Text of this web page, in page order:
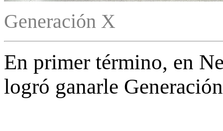
Generación X
En primer término, en
logró ganarle